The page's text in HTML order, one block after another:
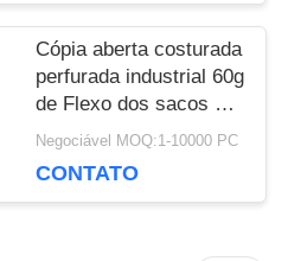
Cópia aberta costurada
perfurada industrial 60g
de Flexo dos sacos de
papel de Multiwall da
Negociável MOQ:1-10000 PC
CONTATO